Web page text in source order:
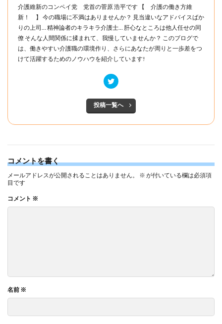
介護維新のコンペイ党 党首の菅原 浩平です 【 介護の働き方維
新！ 】 今の職場に不満はありませんか？ 見当違いなアドバイスばか
りの上司… 精神論者のキラキラ介護士… 肝心なところは他人任せの同
僚 そんな人間関係に揉まれて、我慢していませんか？ このブログで
は、働きやすい介護職の環境作り、さらにあなたが周りと一歩差をつ
けて活躍するためのノウハウを紹介しています!
投稿一覧へ
コメントを書く
メールアドレスが公開されることはありません。 ※ が付いている欄は必須項
目です
コメント ※
名前 ※